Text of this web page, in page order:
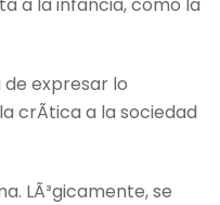
a la infancia, como la
expresar lo
crÃ­tica a la sociedad
LÃ³gicamente, se